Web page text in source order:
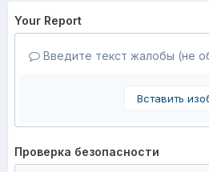
Your Report
Введите текст жалобы (не
Вставить
Проверка безопасности